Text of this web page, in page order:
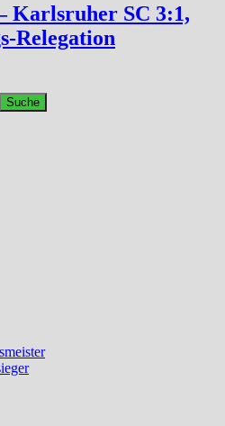
Karlsruher SC 3:1,
Relegation